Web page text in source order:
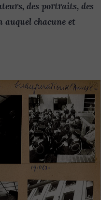
des portraits, des
auquel chacune et